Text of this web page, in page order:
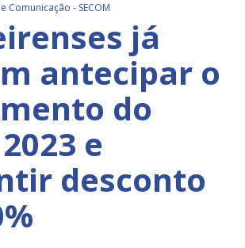
Comunicação - SECOM
já
antecipar o
do
e
desconto